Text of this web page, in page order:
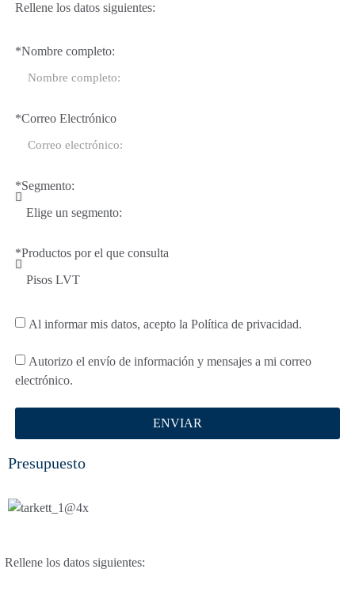
Rellene los datos siguientes:
*Nombre completo:
*Correo Electrónico
*Segmento:
*Productos por el que consulta
Al informar mis datos, acepto la Política de privacidad.
Autorizo ​​el envío de información y mensajes a mi correo
electrónico.
ENVIAR
Presupuesto
Rellene los datos siguientes: